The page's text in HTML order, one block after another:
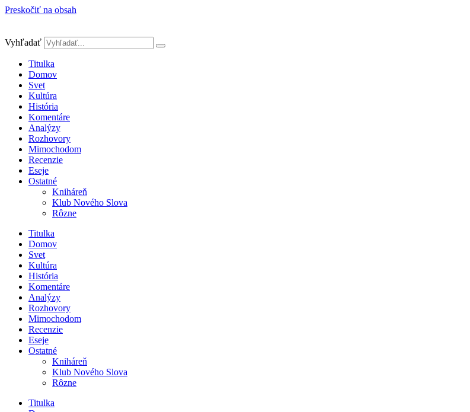
Preskočiť na obsah
Vyhľadať
Titulka
Domov
Svet
Kultúra
História
Komentáre
Analýzy
Rozhovory
Mimochodom
Recenzie
Eseje
Ostatné
Kniháreň
Klub Nového Slova
Rôzne
Titulka
Domov
Svet
Kultúra
História
Komentáre
Analýzy
Rozhovory
Mimochodom
Recenzie
Eseje
Ostatné
Kniháreň
Klub Nového Slova
Rôzne
Titulka